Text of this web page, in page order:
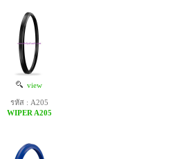
view
รหัส : A205
WIPER A205